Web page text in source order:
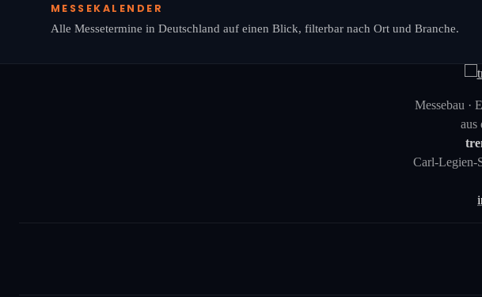
MESSEKALENDER
Alle Messetermine in Deutschland auf einen Blick, filterbar nach Ort und Branche.
Messebau ·
aus
Carl-Legien-